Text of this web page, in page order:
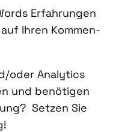
Erfah­run­gen
Ihren Kom­men­
oder Ana­ly­tics
und benö­ti­gen
Set­zen Sie